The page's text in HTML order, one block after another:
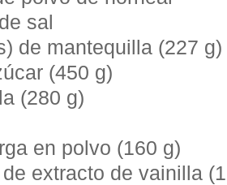
sal
de mantequilla (227 g)
(450 g)
(280 g)
en polvo (160 g)
extracto de vainilla